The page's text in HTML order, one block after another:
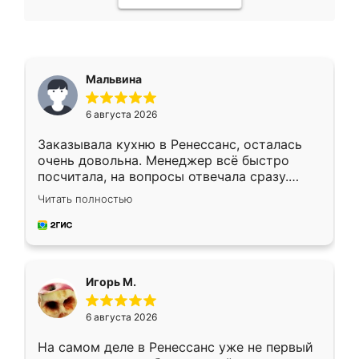
Мальвина
6 августа 2026
Заказывала кухню в Ренессанс, осталась
очень довольна. Менеджер всё быстро
посчитала, на вопросы отвечала сразу.
Замерщик приехал в субботу, подошёл к
делу со всей ответственностью. Собрали
за день, ребята работали аккуратно, даже
Читать полностью
Игорь М.
6 августа 2026
На самом деле в Ренессанс уже не первый